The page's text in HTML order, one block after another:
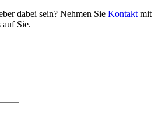
dabei sein? Nehmen Sie Kontakt mit
auf Sie.